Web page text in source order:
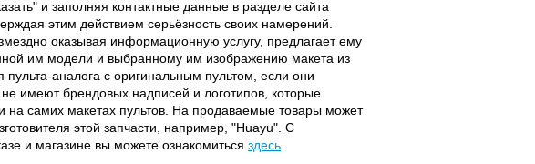
и заполняя контактные данные в разделе сайта
этим действием серьёзность своих намерений.
оказывая информационную услугу, предлагает ему
им модели и выбранному им изображению макета из
пульта-аналога с оригинальным пультом, если они
имеют брендовых надписей и логотипов, которые
на самих макетах пультов. На продаваемые товары может
этой запчасти, например, "Huayu". С
и магазине вы можете ознакомиться здесь